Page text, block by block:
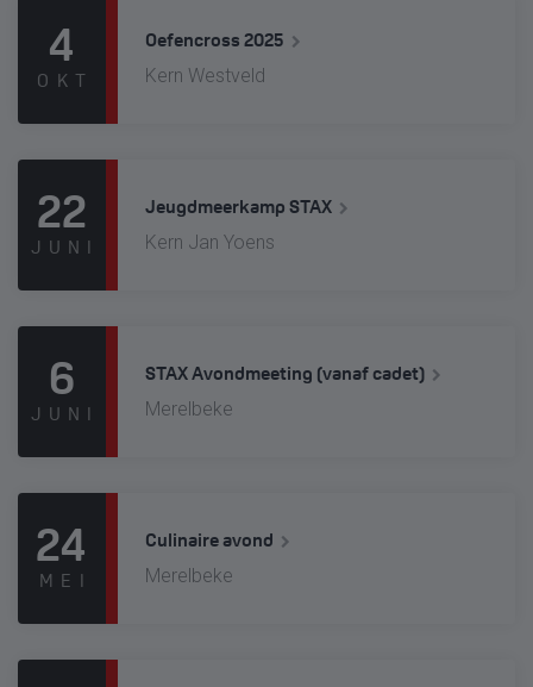
4
OKT
Oefencross 2025
Kern Westveld
22
JUNI
Jeugdmeerkamp STAX
Kern Jan Yoens
6
JUNI
STAX Avondmeeting (vanaf cadet)
Merelbeke
24
MEI
Culinaire avond
Merelbeke